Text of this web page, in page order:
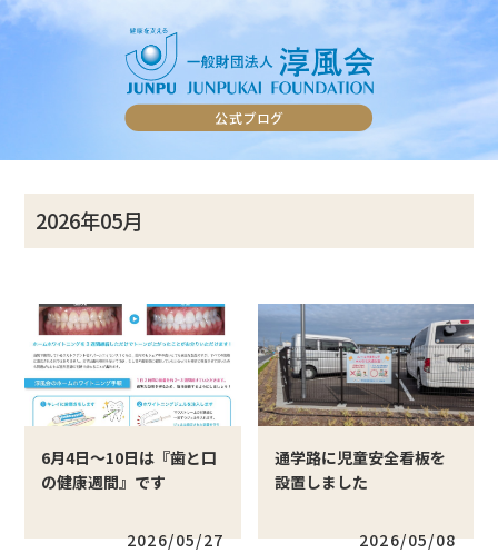
2026年05月
6月4日～10日は『歯と口
の健康週間』です
2026/05/27
通学路に児童安全看板を
設置しました
2026/05/08